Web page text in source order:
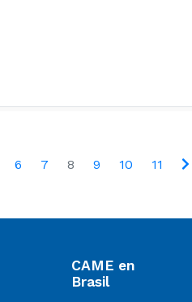
6 7 8 9 10 11
CAME en
Brasil